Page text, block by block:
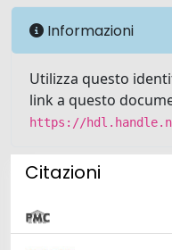
Informazioni
Utilizza questo
link a questo
https://
Citazioni